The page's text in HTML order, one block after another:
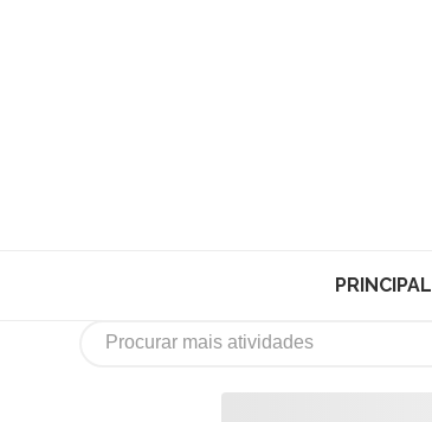
PRINCIPAL